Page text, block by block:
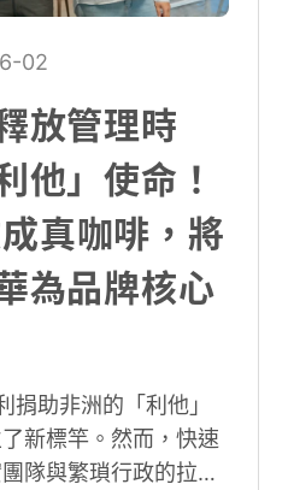
02
放管理時
他」使命！
真咖啡，將
為品牌核心
捐助非洲的「利他」
新標竿。然而，快速
隊與繁瑣行政的拉鋸